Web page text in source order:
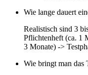
Wie lange dauert
Realistisch sind 3
Pflichtenheft (ca. 1
3 Monate) ->
Wie bringt man das